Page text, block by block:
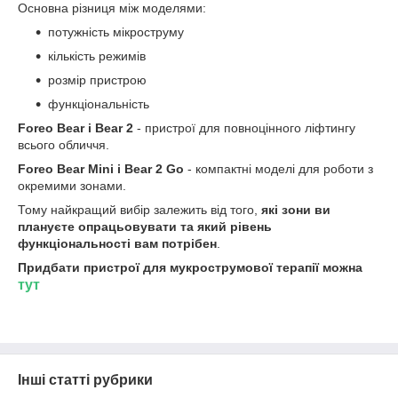
Основна різниця між моделями:
потужність мікроструму
кількість режимів
розмір пристрою
функціональність
Foreo Bear і Bear 2 - пристрої для повноцінного ліфтингу
всього обличчя.
Foreo Bear Mini і Bear 2 Go - компактні моделі для роботи з
окремими зонами.
Тому найкращий вибір залежить від того, які зони ви
плануєте опрацьовувати та який рівень
функціональності вам потрібен
Придбати пристрої для мукрострумової терапії можна
тут
Інші статті рубрики